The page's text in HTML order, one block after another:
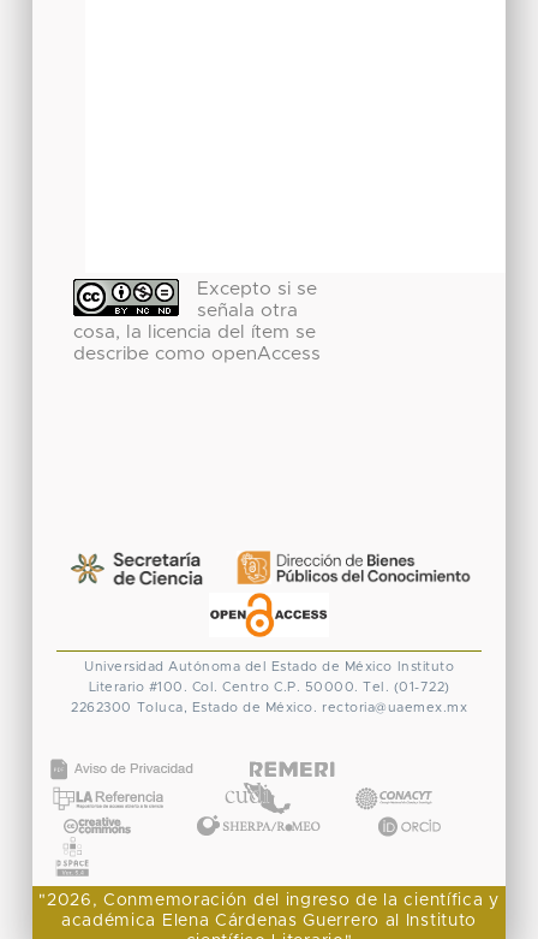
Excepto si se
señala otra
cosa, la licencia del ítem se
describe como openAccess
Universidad Autónoma del Estado de México
Instituto
Literario #100. Col. Centro C.P. 50000. Tel. (01-722)
2262300 Toluca, Estado de México. rectoria@uaemex.mx
"2026, Conmemoración del ingreso de la científica y
académica Elena Cárdenas Guerrero al Instituto